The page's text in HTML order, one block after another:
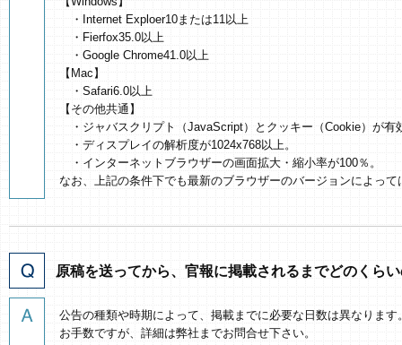
・Internet Exploer10または11以上
・Fierfox35.0以上
・Google Chrome41.0以上
【Mac】
・Safari6.0以上
【その他共通】
・ジャバスクリプト（JavaScript）とクッキー（Cookie）が有
・ディスプレイの解析度が1024x768以上。
・インターネットブラウザーの画面拡大・縮小率が100％。
なお、上記の条件下でも最新のブラウザーのバージョンによっ
原稿を送ってから、官報に掲載されるまでどのくら
公告の種類や時期によって、掲載までに必要な日数は異なります
お手数ですが、詳細は弊社までお問合せ下さい。